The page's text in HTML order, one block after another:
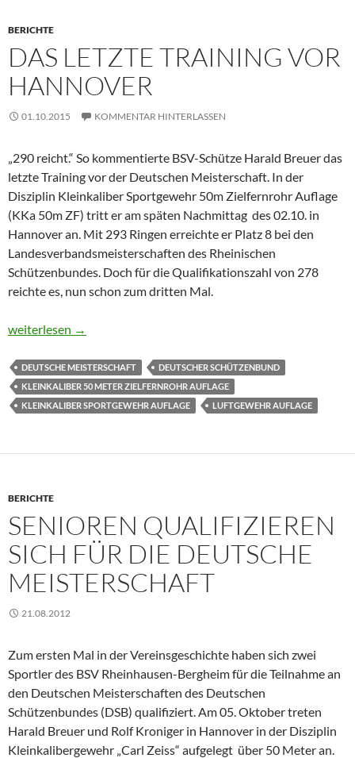
BERICHTE
DAS LETZTE TRAINING VOR
HANNOVER
01.10.2015 KOMMENTAR HINTERLASSEN
„290 reicht.“ So kommentierte BSV-Schütze Harald Breuer das
letzte Training vor der Deutschen Meisterschaft. In der
Disziplin Kleinkaliber Sportgewehr 50m Zielfernrohr Auflage
(KKa 50m ZF) tritt er am späten Nachmittag des 02.10. in
Hannover an. Mit 293 Ringen erreichte er Platz 8 bei den
Landesverbandsmeisterschaften des Rheinischen
Schützenbundes. Doch für die Qualifikationszahl von 278
reichte es, nun schon zum dritten Mal.
Das letzte Training vor Hannover
weiterlesen →
DEUTSCHE MEISTERSCHAFT
DEUTSCHER SCHÜTZENBUND
KLEINKALIBER 50 METER ZIELFERNROHR AUFLAGE
KLEINKALIBER SPORTGEWEHR AUFLAGE
LUFTGEWEHR AUFLAGE
BERICHTE
SENIOREN QUALIFIZIEREN
SICH FÜR DIE DEUTSCHE
MEISTERSCHAFT
21.08.2012
Zum ersten Mal in der Vereinsgeschichte haben sich zwei
Sportler des BSV Rheinhausen-Bergheim für die Teilnahme an
den Deutschen Meisterschaften des Deutschen
Schützenbundes (DSB) qualifiziert. Am 05. Oktober treten
Harald Breuer und Rolf Kroniger in Hannover in der Disziplin
Kleinkalibergewehr „Carl Zeiss“ aufgelegt über 50 Meter an.